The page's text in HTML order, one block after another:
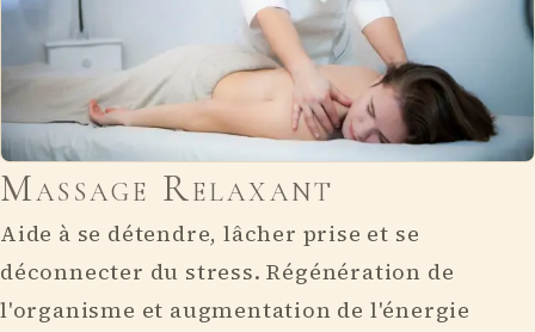
Massage Relaxant
Aide à se détendre, lâcher prise et se
déconnecter du stress. Régénération de
l'organisme et augmentation de l'énergie